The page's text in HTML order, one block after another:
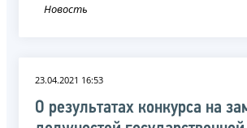
Новость
23.04.2021 16:53
О результатах конкурса на